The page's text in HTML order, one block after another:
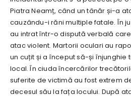
Piatra Neamț, când un tânăr și-a
cauzându-i răni multiple fatale. În
au intrat într-o dispută verbală
atac violent. Martorii oculari au
un cuțit și a început să-și înjunghie
local. În ciuda încercărilor
suferite de victimă au fost extrem
decesul său la fața locului. După